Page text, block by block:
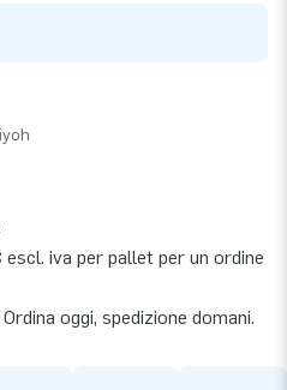
iva per pallet per un ordine
oggi, spedizione domani.